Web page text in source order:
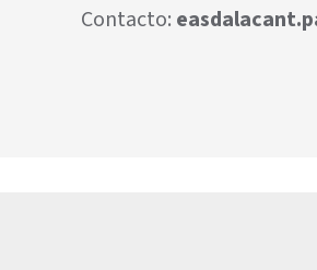
Contacto: